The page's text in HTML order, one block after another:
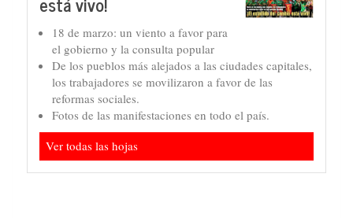
18 de marzo: un viento a favor para
el gobierno y la consulta popular
De los pueblos más alejados a las ciudades capitales,
los trabajadores se movilizaron a favor de las
reformas sociales.
Fotos de las manifestaciones en todo el país.
Ver todas las hojas